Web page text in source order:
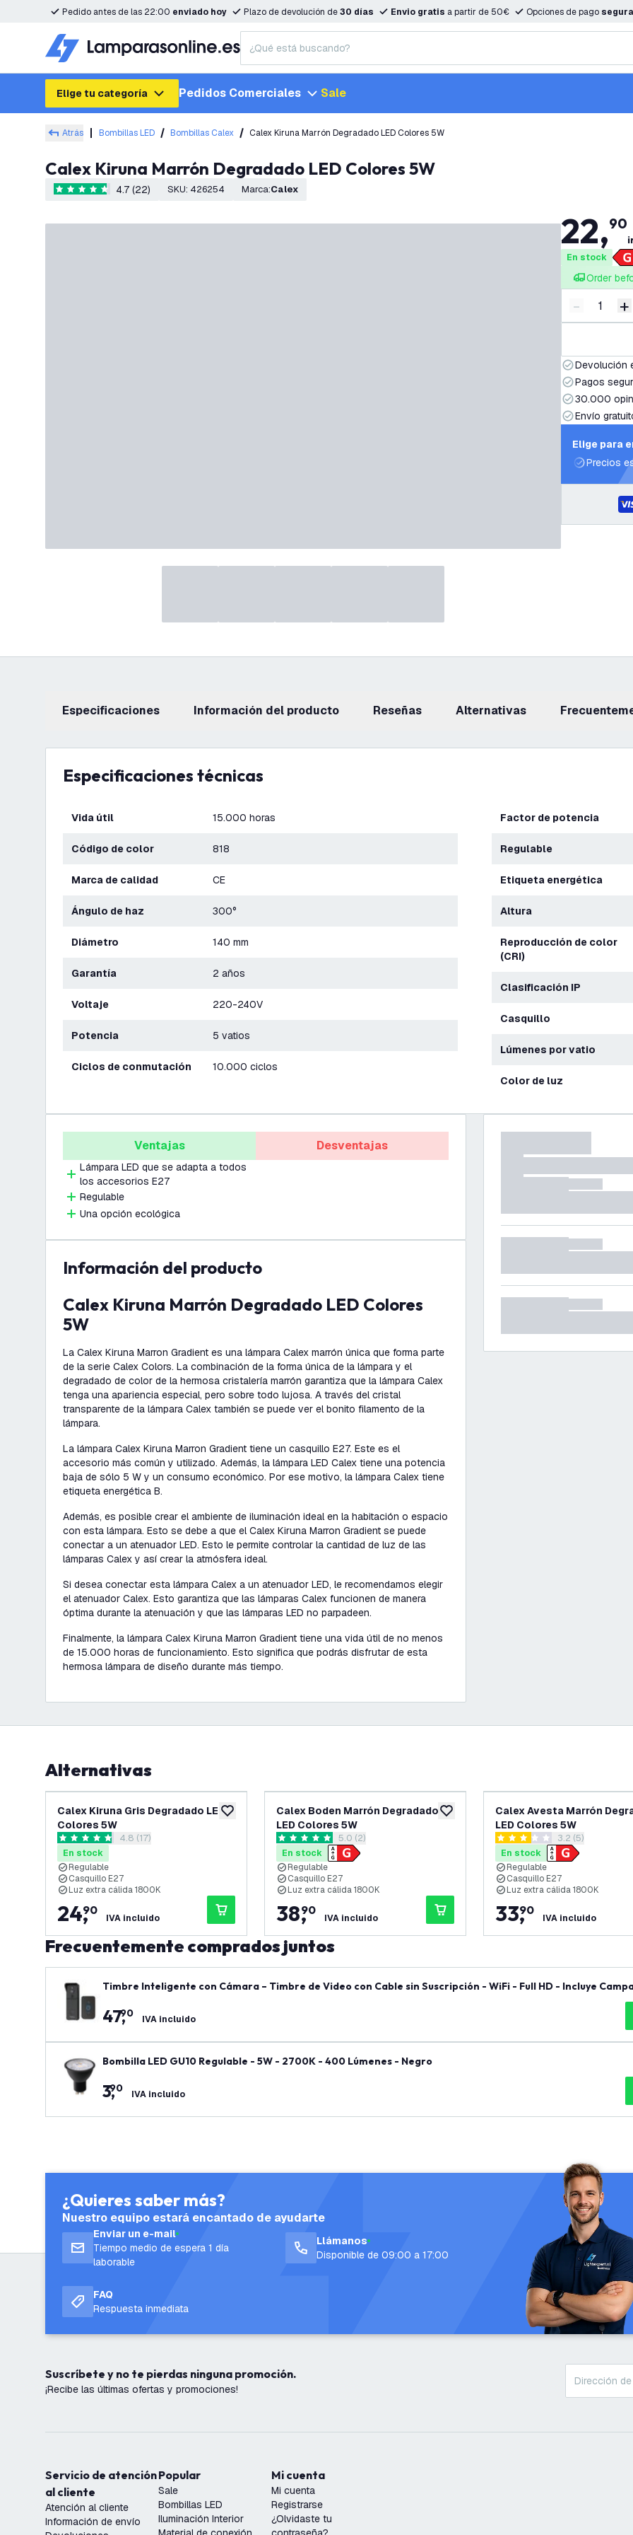
Pedido antes de las 22:00 enviado hoy Plazo de devolución de30 días Envio gratis a partir de 50€ Opciones de pago
Elige tu categoría Pedidos Comerciales Sale
Atrás Bombillas LED Bombillas Calex Calex Kiruna Marrón Degradado LED Colores 5W
Calex Kiruna Marrón Degradado LED Colores 5W
4.7 estrellas de puntuación
4.7 (22) SKU: 426254 Marca: Calex
22,90
En stock
Order
Disminuir
- +
Devolución
Pagos
30.000
Envío
Elige para
Precios
Especificaciones información del producto reseñas Alternativas
Especificaciones técnicas
Vida útil 15.000 horas
Código de color 818
Marca de calidad CE
Ángulo de haz 300°
Diámetro 140 mm
Garantía 2 años
Voltaje 220-240V
Potencia 5 vatios
Ciclos de conmutación 10.000 ciclos
Factor de potencia
Regulable
Etiqueta energética
Altura
Reproducción de color
(CRI)
Clasificación IP
Casquillo
Lúmenes por vatio
Color de luz
Ventajas
Lámpara LED que se adapta a todos
los accesorios E27
Regulable
Una opción ecológica
Desventajas
información del producto
Calex Kiruna Marrón Degradado LED Colores
5W
La Calex Kiruna Marron Gradient es una lámpara Calex marrón única que forma parte
de la serie Calex Colors. La combinación de la forma única de la lámpara y el
degradado de color de la hermosa cristalería marrón garantiza que la lámpara Calex
tenga una apariencia especial, pero sobre todo lujosa. A través del cristal
transparente de la lámpara Calex también se puede ver el bonito filamento de la
lámpara.
La lámpara Calex Kiruna Marron Gradient tiene un casquillo E27. Este es el
accesorio más común y utilizado. Además, la lámpara LED Calex tiene una potencia
baja de sólo 5 W y un consumo económico. Por ese motivo, la lámpara Calex tiene
etiqueta energética B.
Además, es posible crear el ambiente de iluminación ideal en la habitación o espacio
con esta lámpara. Esto se debe a que el Calex Kiruna Marron Gradient se puede
conectar a un atenuador LED. Esto le permite controlar la cantidad de luz de las
lámparas Calex y así crear la atmósfera ideal.
Si desea conectar esta lámpara Calex a un atenuador LED, le recomendamos elegir
el atenuador Calex. Esto garantiza que las lámparas Calex funcionen de manera
óptima durante la atenuación y que las lámparas LED no parpadeen.
Finalmente, la lámpara Calex Kiruna Marron Gradient tiene una vida útil de no menos
de 15.000 horas de funcionamiento. Esto significa que podrás disfrutar de esta
hermosa lámpara de diseño durante más tiempo.
Alternativas
añadir a lista de deseos
Calex Kiruna Gris Degradado LED
Colores 5W
abrir el panel de reseñas
4.8 estrellas de puntuación
4.8 (17)
En stock
Regulable
Casquillo E27
Luz extra cálida 1800K
24,
90
IVA incluido
añadir a lista de deseos
Calex Boden Marrón Degradado
LED Colores 5W
abrir el panel de reseñas
5 estrellas de puntuación
5.0 (2)
En stock
Regulable
Casquillo E27
Luz extra cálida 1800K
38,
90
IVA incluido
Calex Avesta Marrón
LED Colores 5W
abrir el panel de
3.2 estrellas de puntuación
3.2 (5)
En stock
Regulable
Casquillo E27
Luz extra cálida 1800K
33,
90
IVA incluido
Frecuentemente comprados juntos
Timbre Inteligente con Cámara – Timbre de Video con Cable sin Suscripción - WiFi - Full HD - Incluye
47,
90 IVA incluido
Bombilla LED GU10 Regulable - 5W - 2700K - 400 Lúmenes - Negro
3,
90 IVA incluido
¿Quieres saber más?
Nuestro equipo estará encantado de ayudarte
Enviar un e-mail
Tiempo medio de espera 1 día
laborable
Llámanos
Disponible de 09:00 a 17:00
FAQ
Respuesta inmediata
Suscríbete y no te pierdas ninguna promoción.
¡Recibe las últimas ofertas y promociones!
Servicio de atención
al cliente
Atención al cliente
Información de envío
Popular
Sale
Bombillas LED
Iluminación Interior
Mi cuenta
Mi cuenta
Registrarse
¿Olvidaste tu